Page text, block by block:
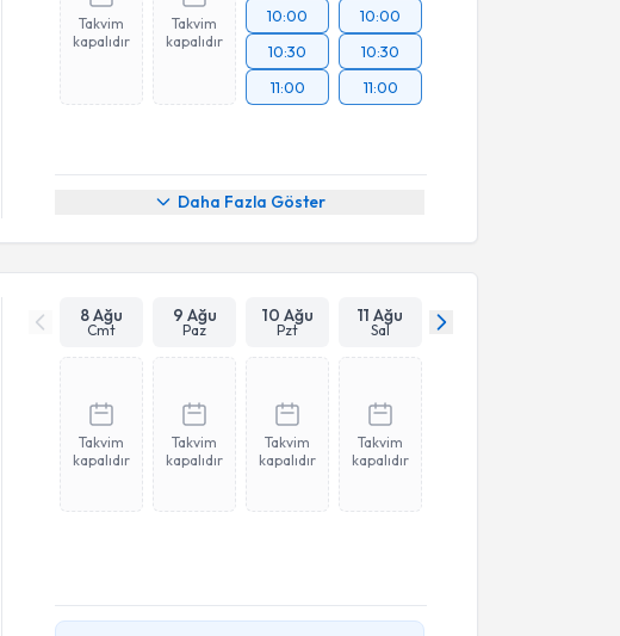
Takvim
kapalıdır
Takvim
kapalıdır
10:00
10:30
11:00
10:00
10:30
11:00
Daha Fazla Göster
8 Ağu
Cmt
9 Ağu
Paz
10 Ağu
Pzt
11 Ağu
Sal
Takvim
kapalıdır
Takvim
kapalıdır
Takvim
kapalıdır
Takvim
kapalıdır